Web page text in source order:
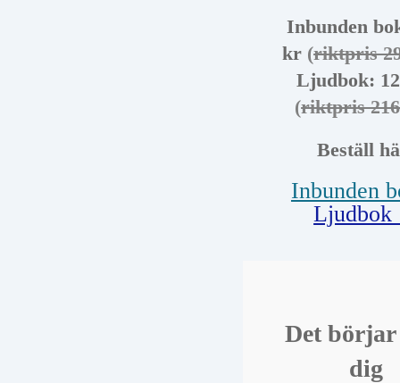
Mats Birgersson,
företagsledare
Inbunden
kr (riktpris
Ljudbok:
(riktpris
Beställ
Inbunden
Det börjar
dig